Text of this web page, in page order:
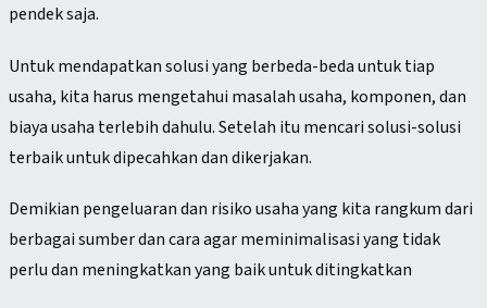
pendek saja.
Untuk mendapatkan solusi yang berbeda-beda untuk tiap
usaha, kita harus mengetahui masalah usaha, komponen, dan
biaya usaha terlebih dahulu. Setelah itu mencari solusi-solusi
terbaik untuk dipecahkan dan dikerjakan.
Demikian pengeluaran dan risiko usaha yang kita rangkum dari
berbagai sumber dan cara agar meminimalisasi yang tidak
perlu dan meningkatkan yang baik untuk ditingkatkan